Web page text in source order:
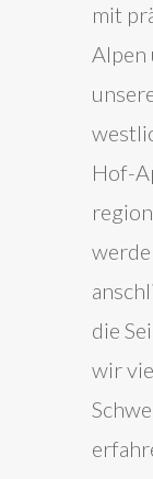
mit
Alpen
Hof-
die
wir